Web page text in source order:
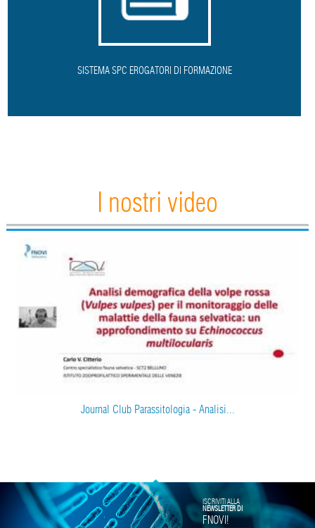
SISTEMA SPC EROGATORI DI FORMAZIONE
I nostri video
Journal Club Parassitologia - Analisi...
FNOVI!
ISCRIVITI ALLA
NEWSLETTER DI